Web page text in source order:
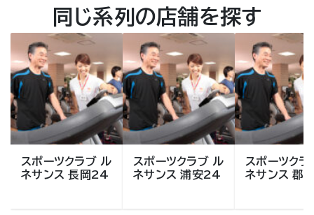
同じ系列の店舗を探す
スポーツクラブ ル
ネサンス 長岡24
スポーツクラブ ル
ネサンス 浦安24
スポーツクラ
ネサンス 郡